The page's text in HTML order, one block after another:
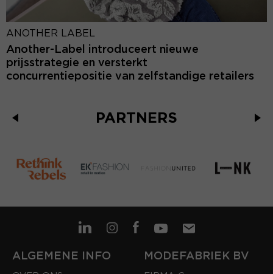
ANOTHER LABEL
Another-Label introduceert nieuwe
prijsstrategie en versterkt
concurrentiepositie van zelfstandige retailers
PARTNERS
ALGEMENE INFO MODEFABRIEK BV